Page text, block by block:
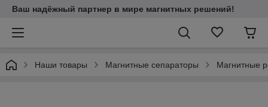
Ваш надёжный партнер в мире магнитных решений!
Наши товары Магнитные сепараторы Магнитные